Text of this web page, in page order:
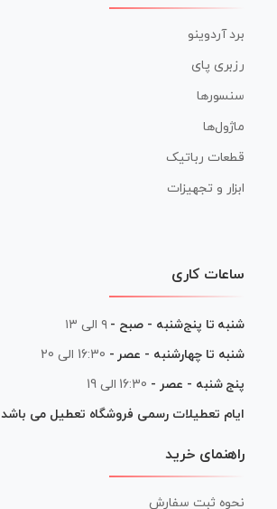
برد آردوینو
رزبری پای
سنسورها
ماژول‌ها
قطعات رباتیک
ابزار و تجهیزات
ساعات کاری
شنبه تا پنج‌شنبه - صبح - ۹ الی ۱۳
شنبه تا چهارشنبه - عصر - 16:30 الی 20
پنج شنبه - عصر - 16:30 الی 19
ایام تعطیلات رسمی فروشگاه تعطیل می باشد
راهنمای خرید
نحوه ثبت سفارش